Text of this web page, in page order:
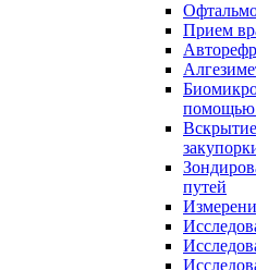
Прием
помощью
путей